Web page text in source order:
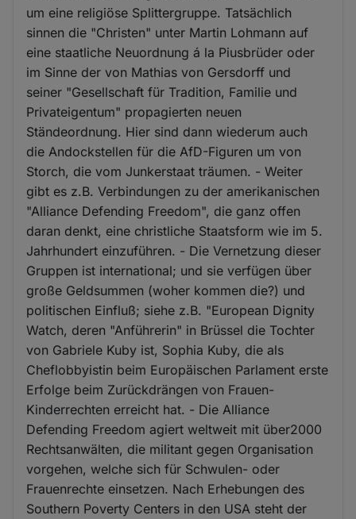
um eine religiöse Splittergruppe. Tatsächlich
sinnen die "Christen" unter Martin Lohmann auf
eine staatliche Neuordnung á la Piusbrüder oder
im Sinne der von Mathias von Gersdorff und
seiner "Gesellschaft für Tradition, Familie und
Privateigentum" propagierten neuen
Ständeordnung. Hier sind dann wiederum auch
die Andockstellen für die AfD-Figuren um von
Storch, die vom Junkerstaat träumen. - Weiter
gibt es z.B. Verbindungen zu der amerikanischen
"Alliance Defending Freedom", die ganz offen
daran denkt, eine christliche Staatsform wie im 5.
Jahrhundert einzuführen. - Die Vernetzung dieser
Gruppen ist international; und sie verfügen über
große Geldsummen (woher kommen die?) und
politischen Einfluß; siehe z.B. "European Dignity
Watch, deren "Anführerin" in Brüssel die Tochter
von Gabriele Kuby ist, Sophia Kuby, die als
Cheflobbyistin beim Europäischen Parlament erste
Erfolge beim Zurückdrängen von Frauen-
Kinderrechten erreicht hat. - Die Alliance
Defending Freedom agiert weltweit mit über2000
Rechtsanwälten, die militant gegen Organisation
vorgehen, welche sich für Schwulen- oder
Frauenrechte einsetzen. Nach Erhebungen des
Southern Poverty Centers in den USA steht der